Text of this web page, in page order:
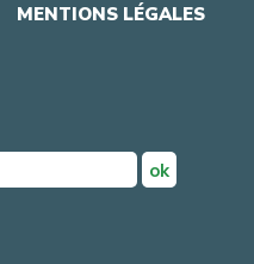
MENTIONS LÉGALES